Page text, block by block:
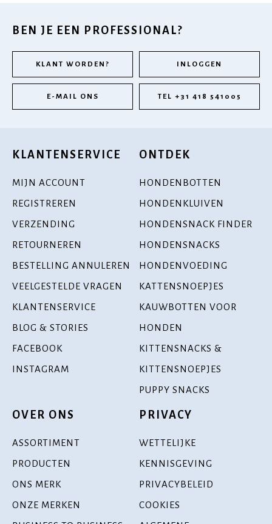
BEN JE EEN PROFESSIONAL?
KLANT WORDEN? INLOGGEN
E-MAIL ONS TEL +31 418 541005
KLANTENSERVICE
MIJN ACCOUNT
REGISTREREN
VERZENDING
RETOURNEREN
BESTELLING ANNULEREN
VEELGESTELDE VRAGEN
KLANTENSERVICE
BLOG & STORIES
FACEBOOK
INSTAGRAM
ONTDEK
HONDENBOTTEN
HONDENKLUIVEN
HONDENSNACK FINDER
HONDENSNACKS
HONDENVOEDING
KATTENSNOEPJES
KAUWBOTTEN VOOR
HONDEN
KITTENSNACKS &
KITTENSNOEPJES
PUPPY SNACKS
OVER ONS
ASSORTIMENT
PRODUCTEN
ONS MERK
ONZE MERKEN
PRIVACY
WETTELIJKE
KENNISGEVING
PRIVACYBELEID
COOKIES